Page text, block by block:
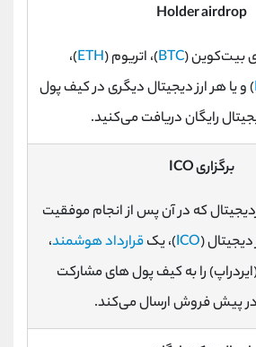
Holder airdrop
بیت‌کوین (BTC)، اتریوم (ETH)،
) و یا هر ارز دیجیتال دیگری در کیف پول
رایگان دریافت می‌کنید.
برگزاری ICO
که در آن پس از انجام موفقیت
دیجیتال (ICO)، یکقرارداد هوشمند،
را به کیف پول های مشارکت
پیش فروش ارسال می‌کند.